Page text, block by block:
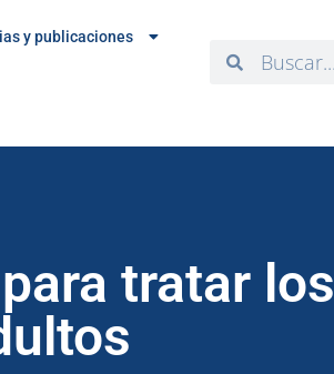
y publicaciones
tratar los